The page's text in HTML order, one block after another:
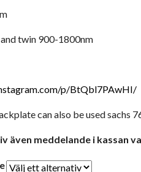
twin 900-1800nm
p/BtQbl7PAwHI/
can also be used sachs
även meddelande i kassan